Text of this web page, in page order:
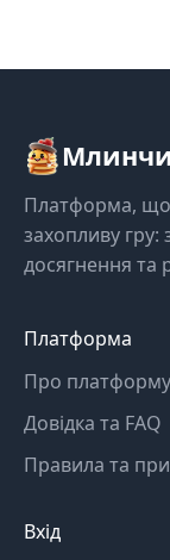
Платформа,
захопливу гру:
досягнення та
Платформа
Про платформу
Довідка та FAQ
Правила та
Вхід